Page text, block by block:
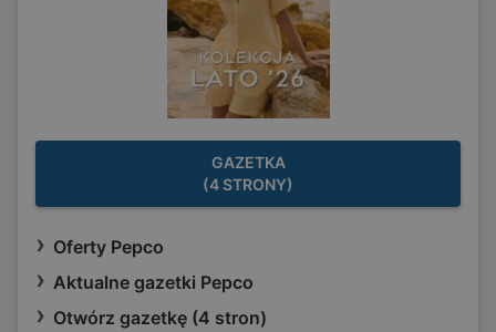
GAZETKA
(4 STRONY)
Oferty Pepco
Aktualne gazetki Pepco
Otwórz gazetkę (4 stron)